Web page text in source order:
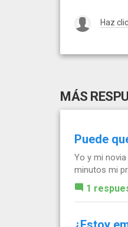
Haz
MÁS
Puede
Yo y mi
minutos mi
1